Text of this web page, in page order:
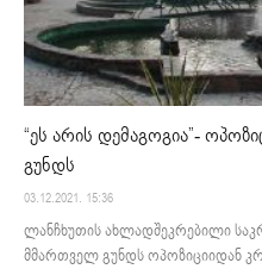
“ეს არის დემაგოგია”-
გუნდს
03.12.2021. 15:36
ლანჩხუთის ახლადშეკრებილი
მმართველ გუნდს ოპოზიციიდან